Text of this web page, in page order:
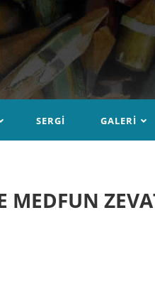
SERGI GALERI
MEDFUN